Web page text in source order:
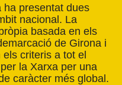
ha presentat dues
nacional. La
basada en els
de Girona i
els criteris a tot el
la Xarxa per una
caràcter més global.